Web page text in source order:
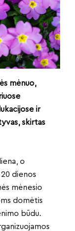
mėnuo,
ir
skirtas
o
dienos
mėnesio
domėtis
būdu.